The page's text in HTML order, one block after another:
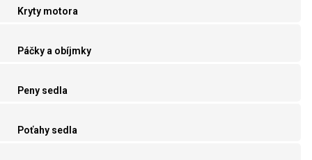
Kryty motora
Páčky a obíjmky
Peny sedla
Poťahy sedla